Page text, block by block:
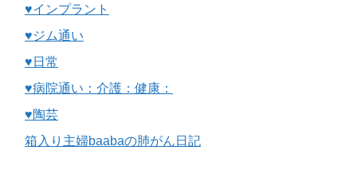
♥インプラント
♥ジム通い
♥日常
♥病院通い：介護：健康：
♥陶芸
箱入り主婦baabaの肺がん日記